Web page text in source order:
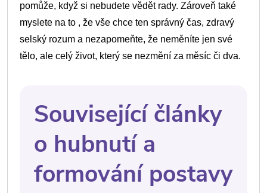
pomůže, když si nebudete vědět rady. Zároveň také
myslete na to , že vše chce ten správný čas, zdravý
selský rozum a nezapomeňte, že neměníte jen své
tělo, ale celý život, který se nezmění za měsíc či dva.
Související články
o hubnutí a
formování postavy